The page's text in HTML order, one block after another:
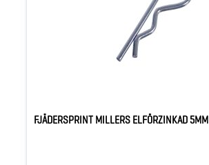
FJÄDERSPRINT MILLERS ELFÖRZINKAD 5MM